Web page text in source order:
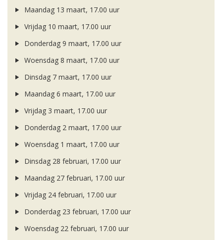
Maandag 13 maart, 17.00 uur
Vrijdag 10 maart, 17.00 uur
Donderdag 9 maart, 17.00 uur
Woensdag 8 maart, 17.00 uur
Dinsdag 7 maart, 17.00 uur
Maandag 6 maart, 17.00 uur
Vrijdag 3 maart, 17.00 uur
Donderdag 2 maart, 17.00 uur
Woensdag 1 maart, 17.00 uur
Dinsdag 28 februari, 17.00 uur
Maandag 27 februari, 17.00 uur
Vrijdag 24 februari, 17.00 uur
Donderdag 23 februari, 17.00 uur
Woensdag 22 februari, 17.00 uur